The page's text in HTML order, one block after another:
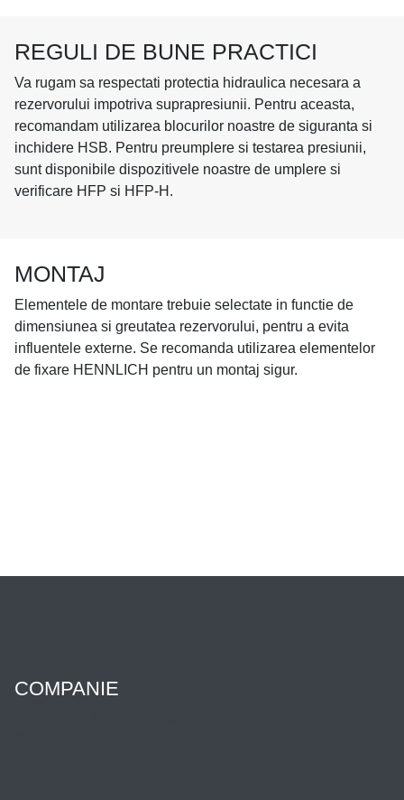
REGULI DE BUNE PRACTICI
Va rugam sa respectati protectia hidraulica necesara a
rezervorului impotriva suprapresiunii. Pentru aceasta,
recomandam utilizarea blocurilor noastre de siguranta si
inchidere HSB. Pentru preumplere si testarea presiunii,
sunt disponibile dispozitivele noastre de umplere si
verificare HFP si HFP-H.
MONTAJ
Elementele de montare trebuie selectate in functie de
dimensiunea si greutatea rezervorului, pentru a evita
influentele externe. Se recomanda utilizarea elementelor
de fixare HENNLICH pentru un montaj sigur.
COMPANIE